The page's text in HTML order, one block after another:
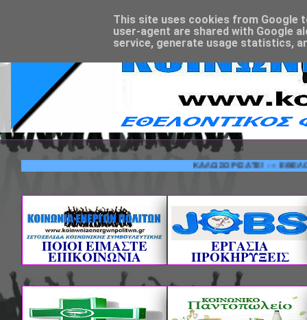
ΚΑΛΩΣΟΡΙΣΑΤΕ! ---
ΠΟΙΟΙ ΕΙΜΑΣΤΕ
ΕΠΙΚΟΙΝΩΝΙΑ
ΕΡΓΑΣΙΑ
ΠΡΟΚΗΡΥΞΕΙΣ
This site uses cookies from Google
user-agent are shared with Google
service, generate usage statistics,